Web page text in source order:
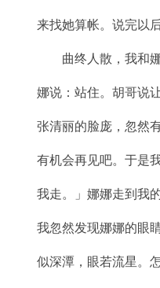
来找她算帐。说完以
曲终人散，我和娜
娜说：站住。胡哥说
张清丽的脸庞，忽然
有机会再见吧。于是
我走。」娜娜走到我
我忽然发现娜娜的眼
似深潭，眼若流星。